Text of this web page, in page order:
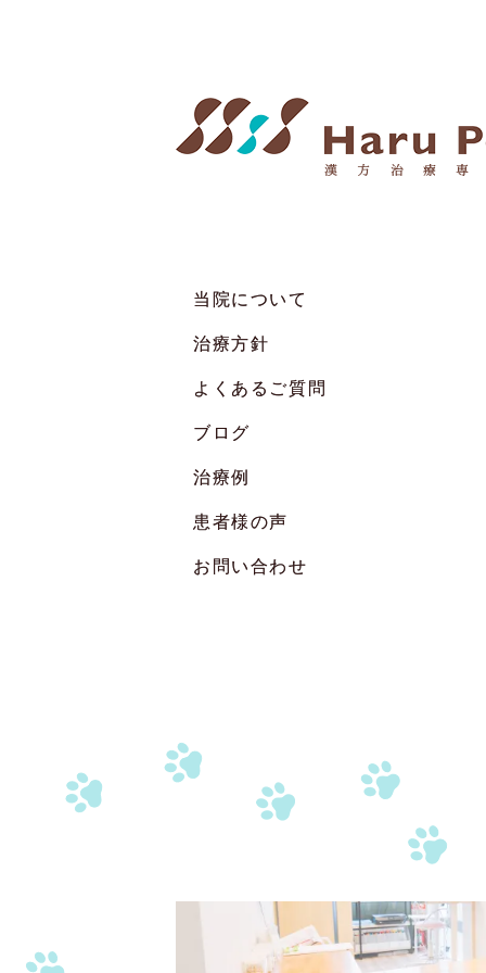
当院について
治療方針
よくあるご質問
ブログ
治療例
患者様の声
お問い合わせ